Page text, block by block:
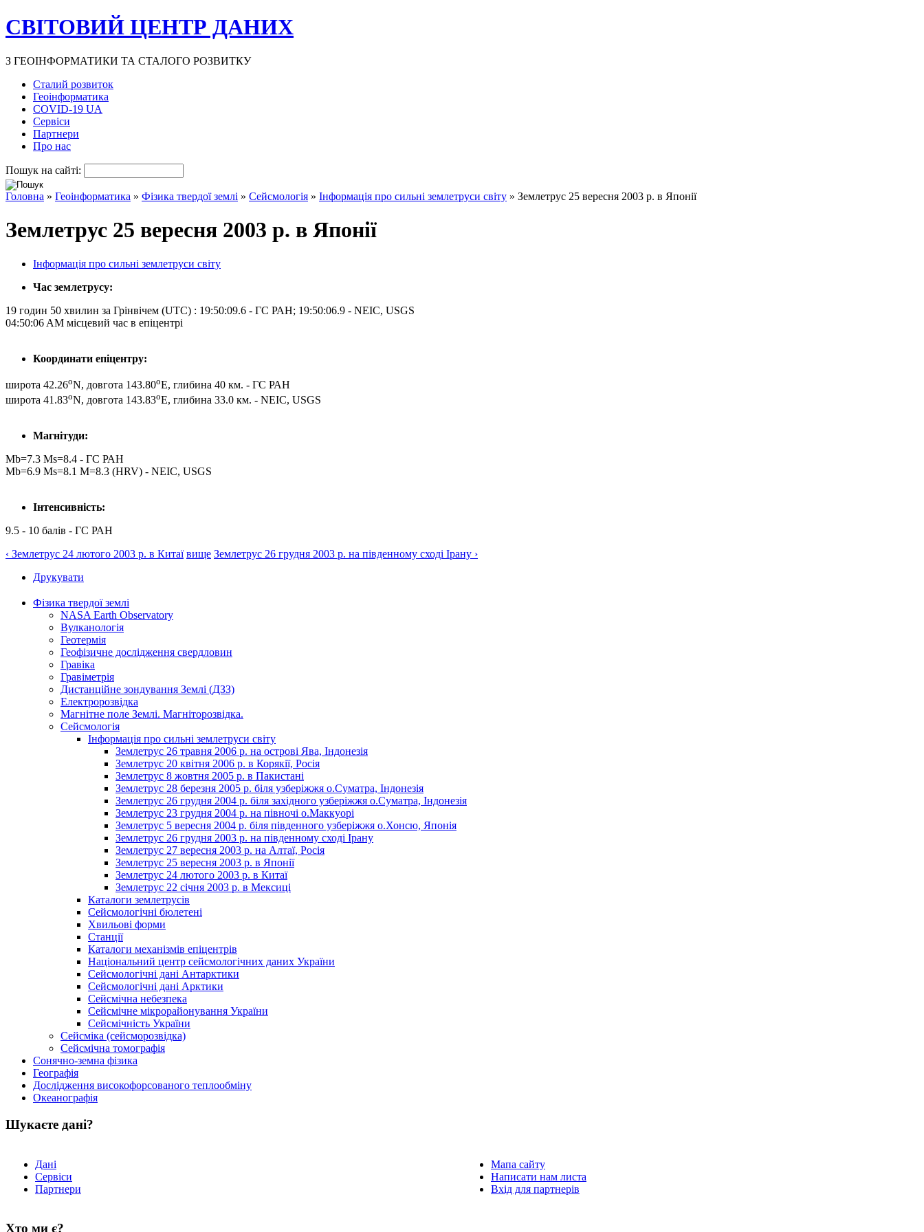
СВІТОВИЙ ЦЕНТР ДАНИХ
З ГЕОІНФОРМАТИКИ ТА СТАЛОГО РОЗВИТКУ
Сталий розвиток
Геоінформатика
COVID-19 UA
Сервіси
Партнери
Про нас
Пошук на сайті:
Головна » Геоінформатика » Фізика твердої землі » Сейсмологія » Інформація про сильні землетруси світу » Землетрус 25 вересня 2003 р. в Японії
Землетрус 25 вересня 2003 р. в Японії
Інформація про сильні землетруси світу
Час землетрусу:
19 годин 50 хвилин за Грінвічем (UTC) : 19:50:09.6 - ГС РАН; 19:50:06.9 - NEIC, USGS
04:50:06 AM місцевий час в епіцентрі
Координати епіцентру:
широта 42.26oN, довгота 143.80oE, глибина 40 км. - ГС РАН
широта 41.83oN, довгота 143.83oE, глибина 33.0 км. - NEIC, USGS
Магнітуди:
Mb=7.3 Ms=8.4 - ГС РАН
Mb=6.9 Ms=8.1 M=8.3 (HRV) - NEIC, USGS
Інтенсивність:
9.5 - 10 балів - ГС РАН
‹ Землетрус 24 лютого 2003 р. в Китаї вище Землетрус 26 грудня 2003 р. на південному сході Ірану ›
Друкувати
Фізика твердої землі
NASA Earth Observatory
Вулканологія
Геотермія
Геофізичне дослідження свердловин
Гравіка
Гравіметрія
Дистанційне зондування Землі (ДЗЗ)
Електророзвідка
Магнітне поле Землі. Магніторозвідка.
Сейсмологія
Інформація про сильні землетруси світу
Землетрус 26 травня 2006 р. на острові Ява, Індонезія
Землетрус 20 квітня 2006 р. в Корякії, Росія
Землетрус 8 жовтня 2005 р. в Пакистані
Землетрус 28 березня 2005 р. біля узберіжжя о.Суматра, Індонезія
Землетрус 26 грудня 2004 р. біля західного узберіжжя о.Суматра, Індонезія
Землетрус 23 грудня 2004 р. на півночі о.Маккуорі
Землетрус 5 вересня 2004 р. біля південного узберіжжя о.Хонсю, Японія
Землетрус 26 грудня 2003 р. на південному сході Ірану
Землетрус 27 вересня 2003 р. на Алтаї, Росія
Землетрус 25 вересня 2003 р. в Японії
Землетрус 24 лютого 2003 р. в Китаї
Землетрус 22 січня 2003 р. в Мексиці
Каталоги землетрусів
Сейсмологічні бюлетені
Хвильові форми
Станції
Каталоги механізмів епіцентрів
Національний центр сейсмологічних даних України
Сейсмологічні дані Антарктики
Сейсмологічні дані Арктики
Сейсмічна небезпека
Сейсмічне мікрорайонування України
Сейсмічність України
Сейсміка (сейсморозвідка)
Сейсмічна томографія
Сонячно-земна фізика
Географія
Дослідження високофорсованого теплообміну
Океанографія
Шукаєте дані?
Дані
Сервіси
Партнери
Мапа сайту
Написати нам листа
Вхід для партнерів
Хто ми є?